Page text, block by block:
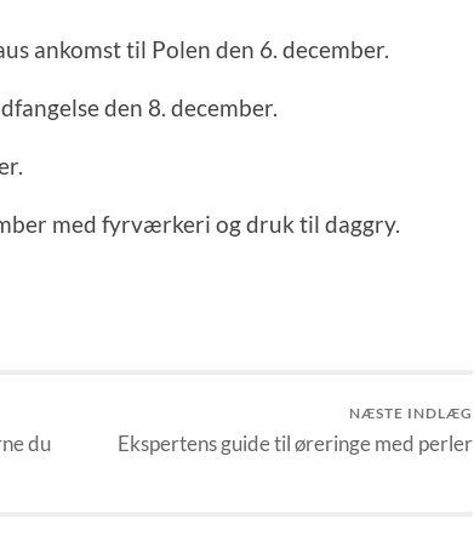
ankomst til Polen den 6. december.
den 8. december.
med fyrværkeri og druk til daggry.
du
NÆSTE INDLÆG
Ekspertens guide til øreringe med perler